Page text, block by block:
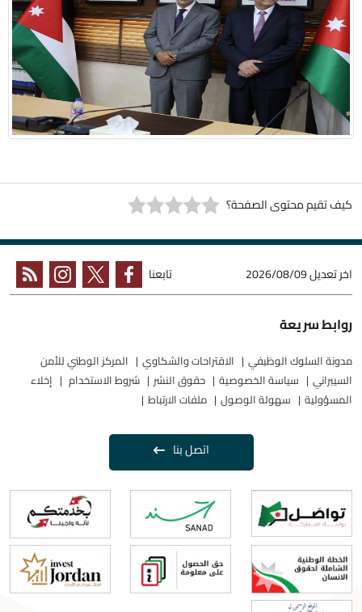
كيف تقيم محتوى الصفحة؟
اخر تعديل2026/08/09 تابعنا
روابط سريعة
مدونة السلوك الوظيفي الاقتراحات والشكاوي
المركز الوطني للأمن
السيبراني
سياسة الخصوصية حقوق النشر شروط الاستخدام
إخلاء
المسؤولية
سهولة الوصول ملفات الارتباط
اتصل بنا